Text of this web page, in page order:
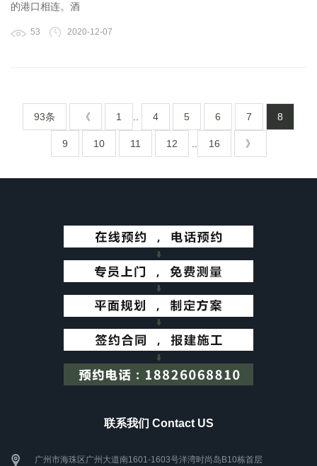
的港口相连。酒
53 2020-12-07
93条 《 1 4 5 6 7 8
9 10 11 12 16 》
联系我们 Contact US
广州市海珠区广州大道南1601-1603号洋湾时尚岛B10栋首层